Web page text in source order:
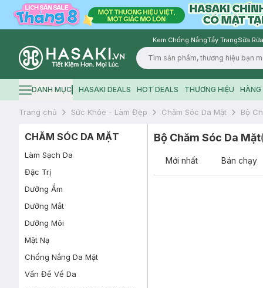
Kem Chống NắngTẩy TrangSữa
Logo
Hamburger icon
DANH MỤC HASAKI DEALS HOT DEALS THƯƠNG HIỆU HÀNG
Trang chủ Sức Khỏe - Làm Đẹp Chăm Sóc Da Mặt Bộ
CHĂM SÓC DA MẶT
Làm Sạch Da
Đặc Trị
Dưỡng Ẩm
Dưỡng Mắt
Dưỡng Môi
Mặt Nạ
Chống Nắng Da Mặt
Vấn Đề Về Da
Bộ Chăm Sóc Da Mặt
Mới nhất Bán chạy